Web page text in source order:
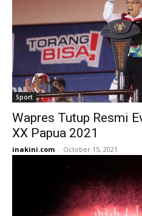
Sport
Wapres Tutup Resmi
XX Papua 2021
inakini.com - October 15, 2021